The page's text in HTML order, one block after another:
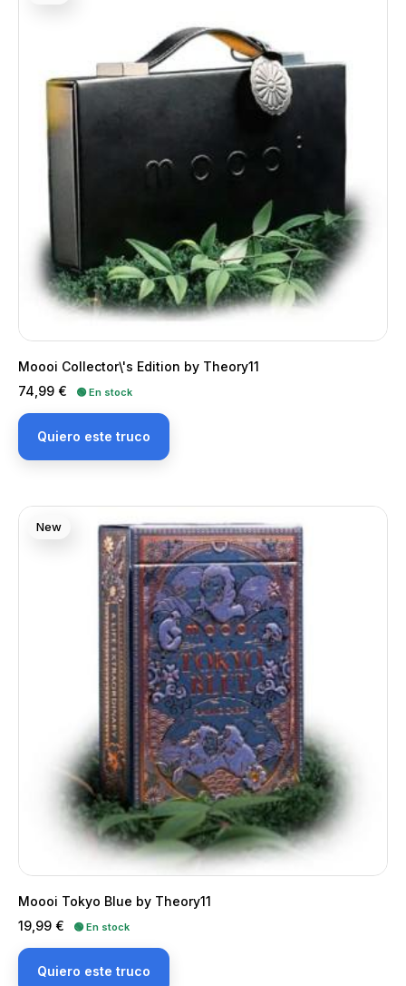
Moooi Collector\'s Edition by Theory11
Precio
74,99 € 🟢 En stock
Quiero este truco
Moooi Tokyo Blue by Theory11
Precio
19,99 € 🟢 En stock
Quiero este truco
New